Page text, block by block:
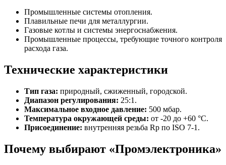
Промышленные системы отопления.
Плавильные печи для металлургии.
Газовые котлы и системы энергоснабжения.
Промышленные процессы, требующие точного контроля
расхода газа.
Технические характеристики
Тип газа: природный, сжиженный, городской.
Диапазон регулирования: 25:1.
Максимальное входное давление: 500 мбар.
Температура окружающей среды: от -20 до +60 °C.
Присоединение: внутренняя резьба Rp по ISO 7-1.
Почему выбирают «Промэлектроника»